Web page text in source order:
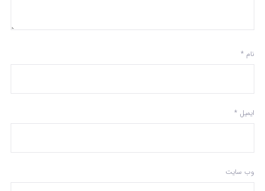
نام *
ایمیل *
وب‌ سایت